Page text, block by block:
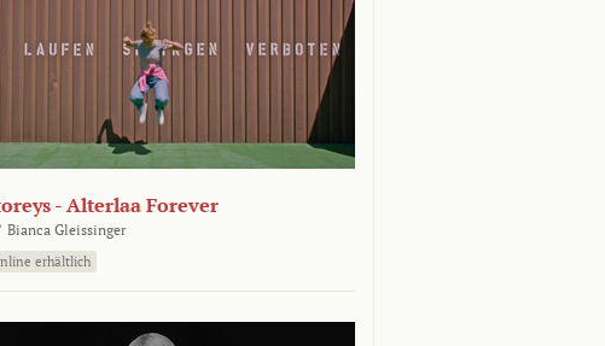
- Alterlaa Forever
Bianca Gleissinger
erhältlich